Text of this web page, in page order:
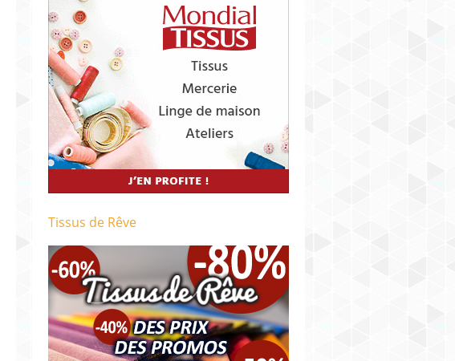
Tissus de Rêve